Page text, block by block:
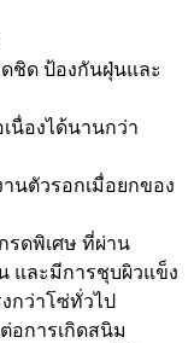
ชิด ป้องกันฝุ่นและ
นื่องได้นานกว่า
นตัวรอกเมื่อยกของ
รดพิเศษ ที่ผ่าน
และมีการชุบผิวแข็ง
กว่าโซ่ทั่วไป
อการเกิดสนิม